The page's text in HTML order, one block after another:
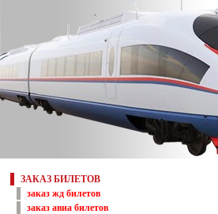
ЗАКАЗ БИЛЕТОВ
заказ жд билетов
заказ авиа билетов